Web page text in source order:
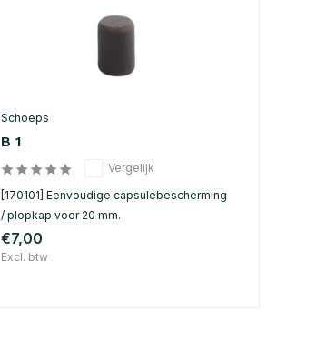
Schoeps
B 1
Vergelijk
[170101] Eenvoudige capsulebescherming
/ plopkap voor 20 mm.
€7,00
Excl. btw